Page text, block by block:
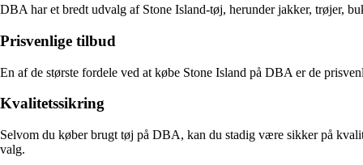
DBA har et bredt udvalg af Stone Island-tøj, herunder jakker, trøjer,
Prisvenlige tilbud
En af de største fordele ved at købe Stone Island på DBA er de
Kvalitetssikring
Selvom du køber brugt tøj på DBA, kan du stadig være sikker på
valg.